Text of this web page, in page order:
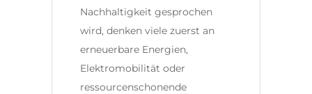
Nachhaltigkeit gesprochen
wird, denken viele zuerst an
erneuerbare Energien,
Elektromobilität oder
ressourcenschonende